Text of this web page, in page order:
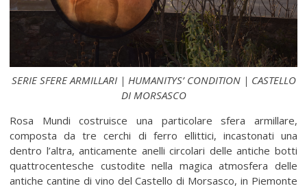
SERIE SFERE ARMILLARI | HUMANITYS’ CONDITION | CASTELLO
DI MORSASCO
Rosa Mundi costruisce una particolare sfera armillare,
composta da tre cerchi di ferro ellittici, incastonati una
dentro l’altra, anticamente anelli circolari delle antiche botti
quattrocentesche custodite nella magica atmosfera delle
antiche cantine di vino del Castello di Morsasco, in Piemonte